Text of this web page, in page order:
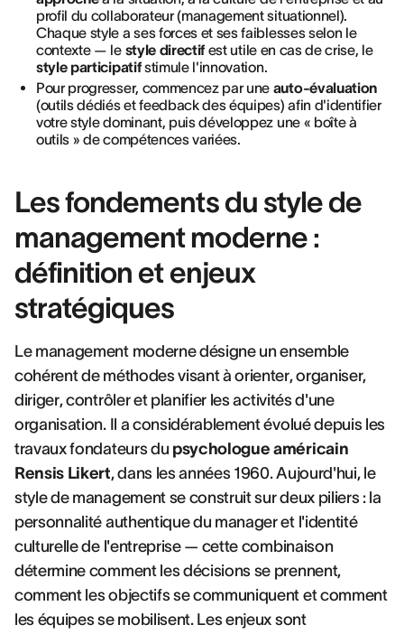
profil du collaborateur (management situationnel).
Chaque style a ses forces et ses faiblesses selon le
contexte — le style directif est utile en cas de crise, le
style participatifstimule l'innovation.
Pour progresser, commencez par une auto-évaluation
(outils dédiés et feedback des équipes) afin d'identifier
votre style dominant, puis développez une « boîte à
outils » de compétences variées.
Les fondements du style de
management moderne :
définition et enjeux
stratégiques
Le management moderne désigne un ensemble
cohérent de méthodes visant à orienter, organiser,
diriger, contrôler et planifier les activités d'une
organisation. Il a considérablement évolué depuis les
travaux fondateurs du psychologue américain
Rensis Likert, dans les années 1960. Aujourd'hui, le
style de management se construit sur deux piliers : la
personnalité authentique du manager et l'identité
culturelle de l'entreprise — cette combinaison
détermine comment les décisions se prennent,
comment les objectifs se communiquent et comment
les équipes se mobilisent. Les enjeux sont